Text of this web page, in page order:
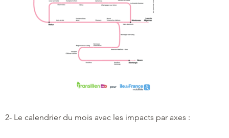
2- Le calendrier du mois avec les impacts par axes :